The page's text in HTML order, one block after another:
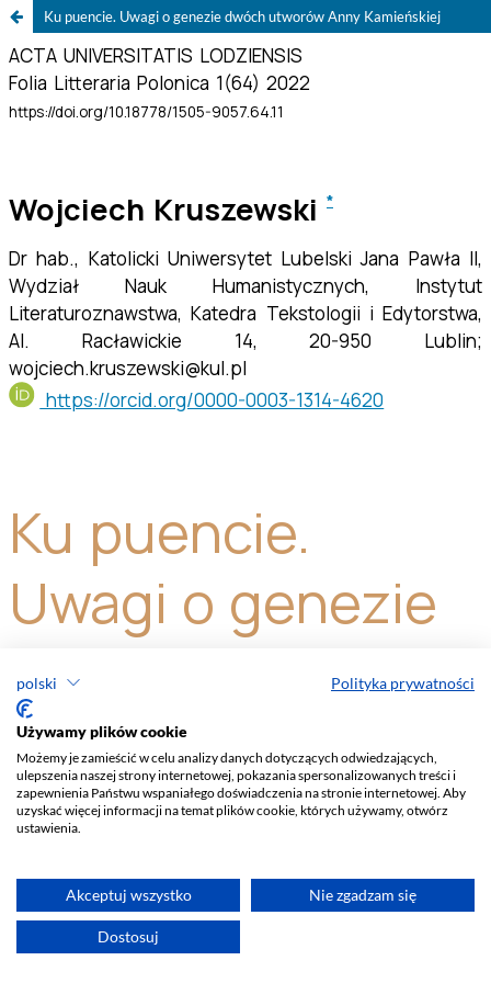
polski Polityka prywatności
Używamy plików cookie
Możemy je zamieścić w celu analizy danych dotyczących odwiedzających,
ulepszenia naszej strony internetowej, pokazania spersonalizowanych treści i
zapewnienia Państwu wspaniałego doświadczenia na stronie internetowej. Aby
uzyskać więcej informacji na temat plików cookie, których używamy, otwórz
ustawienia.
Akceptuj wszystko Nie zgadzam się
Dostosuj
Ku puencie. Uwagi o genezie dwóch utworów Anny Kamieńskiej